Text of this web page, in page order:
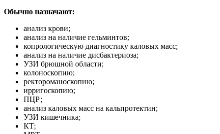
Обычно назначают:
анализ крови;
анализ на наличие гельминтов;
копрологическую диагностику каловых масс;
анализ на наличие дисбактериоза;
УЗИ брюшной области;
колоноскопию;
ректороманоскопию;
ирригоскопию;
ПЦР;
анализ каловых масс на кальпротектин;
УЗИ кишечника;
КТ;